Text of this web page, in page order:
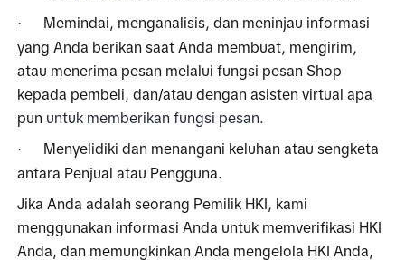
·
Memindai, menganalisis, dan meninjau informasi
yang Anda berikan saat Anda membuat, mengirim,
atau menerima pesan melalui fungsi pesan Shop
kepada pembeli, dan/atau dengan asisten virtual apa
pun untuk memberikan fungsi pesan.
·
Menyelidiki dan menangani keluhan atau sengketa
antara Penjual atau Pengguna.
Jika Anda adalah seorang Pemilik HKI, kami
menggunakan informasi Anda untuk memverifikasi HKI
Anda, dan memungkinkan Anda mengelola HKI Anda,